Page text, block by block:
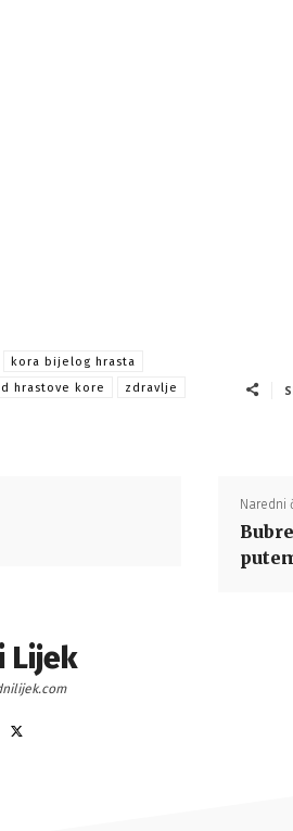
kora bijelog hrasta
hrastove kore
zdravlje
Naredni
Lijek